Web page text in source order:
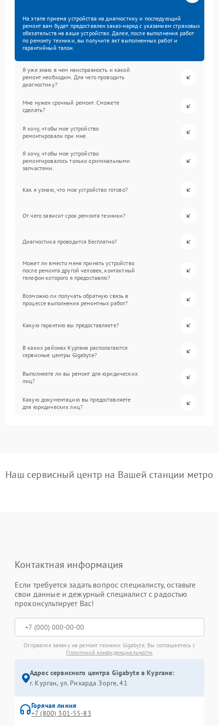
На этапе приема устройства на диагностику и последующий
ремонт вам будет предоставлен заказ-наряд с указанием страховых
обязательств на ваше устройство. Далее, после выполнения работ
по ремонту техники, вы получите акт выполненных работ и
гарантийный талон.
Я уже знаю в чем неисправность и какой
ремонт необходим. Для чего проводить
диагностику?
Мне нужен срочный ремонт. Сможете
сделать?
Я хочу, чтобы мое устройство
ремонтировали при мне.
Я хочу, чтобы мое устройство
ремонтировалось только оригинальными
запчастями.
Как я узнаю, что мое устройство готово?
От чего зависит срок ремонта техники?
Диагностика проводится бесплатно?
Может ли вместо меня принять устройство
после ремонта другой человек, контактный
телефон которого я предоставлю?
Возможно ли получать обратную связь в
процессе выполнения ремонтных работ?
Какую гарантию вы предоставляете?
В каких районах Кургана располагаются
сервисные центры Gigabyte?
Выполняете ли вы ремонт для юридических
лиц?
Какую документацию вы предоставляете
для юридических лиц?
Наш сервисный центр на Вашей станции метро
Контактная информация
Если требуется задать вопрос специалисту, оставьте
свои данные и дежурный специалист с радостью
проконсультирует Вас!
Отправляя заявку на ремонт техники Gigabyte, Вы соглашаетесь с
Политикой конфиденциальности
Адрес сервисного центра Gigabyte в Кургане:
г. Курган, ул. Рихарда Зорге, 41
Горячая линия
+7 (800) 301-55-83